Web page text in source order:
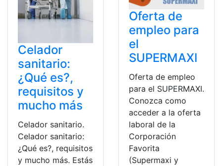
Celador
sanitario:
¿Qué es?,
requisitos y
mucho más
Celador sanitario.
Celador sanitario:
¿Qué es?, requisitos
y mucho más. Estás
Oferta de
empleo para
el
SUPERMAXI
Oferta de empleo
para el SUPERMAXI.
Conozca como
acceder a la oferta
laboral de la
Corporación
Favorita
(Supermaxi y